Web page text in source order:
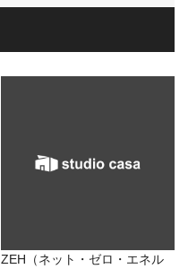
ZEH（ネット・ゼロ・エネル